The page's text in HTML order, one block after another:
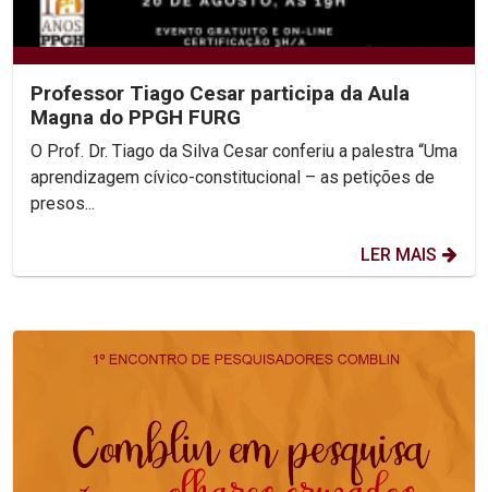
Professor Tiago Cesar participa da Aula
Magna do PPGH FURG
O Prof. Dr. Tiago da Silva Cesar conferiu a palestra “Uma
aprendizagem cívico-constitucional – as petições de
presos...
LER MAIS